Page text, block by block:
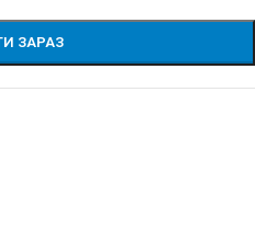
ЗАРАЗ